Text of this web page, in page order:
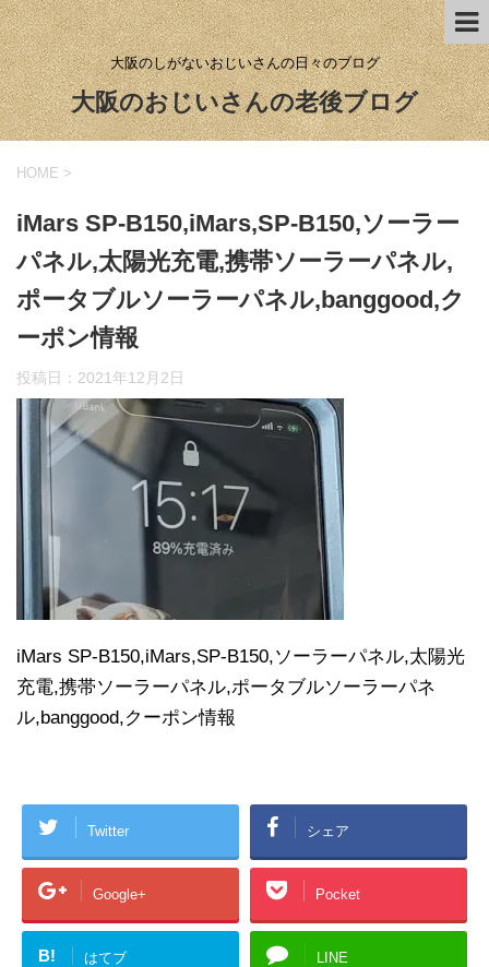
大阪のしがないおじいさんの日々のブログ
大阪のおじいさんの老後ブログ
HOME >
iMars SP-B150,iMars,SP-B150,ソーラー
パネル,太陽光充電,携帯ソーラーパネル,
ポータブルソーラーパネル,banggood,ク
ーポン情報
投稿日： 2021年12月2日
iMars SP-B150,iMars,SP-B150,ソーラーパネル,太陽光
充電,携帯ソーラーパネル,ポータブルソーラーパネ
ル,banggood,クーポン情報
Twitter シェア
Google+ Pocket
B! はてブ LINE